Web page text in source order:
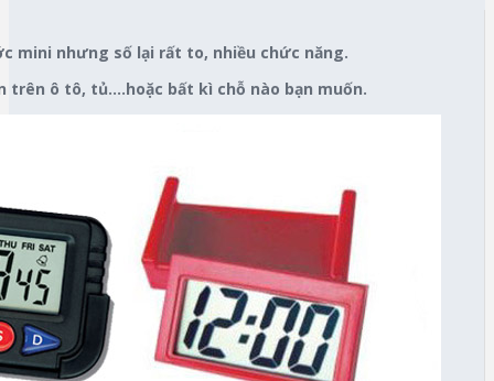
mini nhưng số lại rất to, nhiều chức năng.
trên ô tô, tủ….hoặc bất kì chỗ nào bạn muốn.